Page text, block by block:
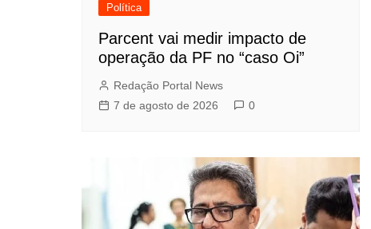
Política
Parcent vai medir impacto de
operação da PF no “caso Oi”
Redação Portal News
7 de agosto de 2026
0